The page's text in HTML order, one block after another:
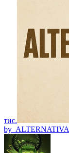
тис.
by_ALTERNATIVA